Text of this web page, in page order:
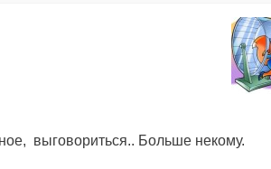
выговориться.. Больше некому.